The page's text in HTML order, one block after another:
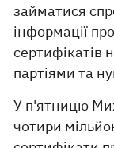
займатися
інформації
сертифікатів
партіями та
У п'ятницю
чотири